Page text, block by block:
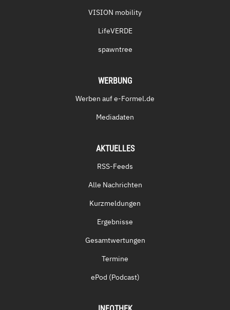
VISION mobility
LifeVERDE
spawntree
WERBUNG
Werben auf e-Formel.de
Mediadaten
AKTUELLES
RSS-Feeds
Alle Nachrichten
Kurzmeldungen
Ergebnisse
Gesamtwertungen
Termine
ePod (Podcast)